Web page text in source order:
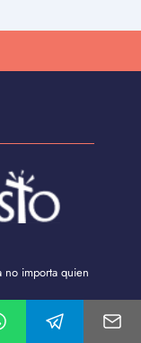
no importa quien
manos. ¡Dios